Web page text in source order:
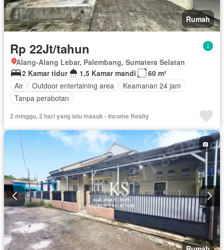
Rumah
Rp 22Jt/tahun
Alang-Alang Lebar, Palembang, Sumatera Selatan
2 Kamar tidur
1,5 Kamar mandi
60 m²
Air
Outdoor entertaining area
Keamanan 24 jam
Tanpa perabotan
2 minggu, 2 hari yang lalu masuk - Income Realty